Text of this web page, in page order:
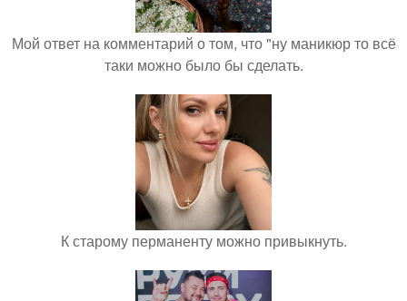
Мой ответ на комментарий о том, что "ну маникюр то всё
таки можно было бы сделать.
К старому перманенту можно привыкнуть.